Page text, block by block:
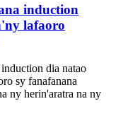
induction
lafaoro
dia natao
sy fanafanana
ny herin'aratra na ny